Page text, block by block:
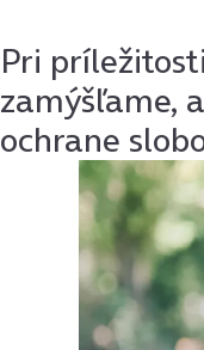
Pri
zamýšľame,
ochrane